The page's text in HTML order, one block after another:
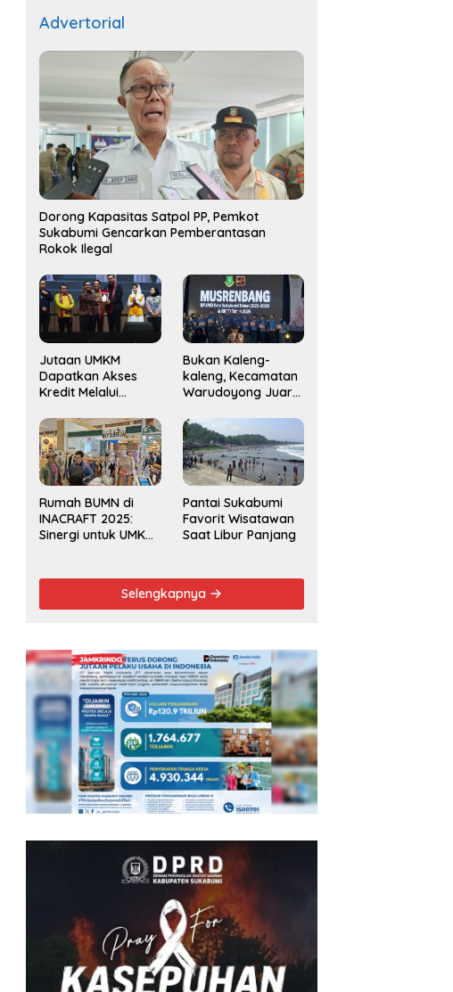
Advertorial
Dorong Kapasitas Satpol PP, Pemkot
Sukabumi Gencarkan Pemberantasan
Rokok Ilegal
Jutaan UMKM
Dapatkan Akses
Kredit Melalui
Jamkrindo
Bukan Kaleng-
kaleng, Kecamatan
Warudoyong Juara
Musrenbang
Kecamatan 2025
Rumah BUMN di
INACRAFT 2025:
Sinergi untuk UMKM
Pantai Sukabumi
Favorit Wisatawan
Saat Libur Panjang
Selengkapnya